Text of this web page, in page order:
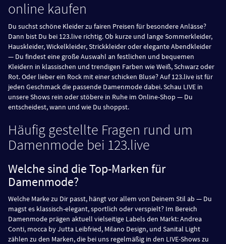
online kaufen
Du suchst schöne Kleider zu fairen Preisen für besondere Anlässe?
Dann bist Du bei 123.live richtig. Ob kurze und lange Sommerkleider,
Hauskleider, Wickelkleider, Strickkleider oder elegante Abendkleider
— Du findest eine große Auswahl an festlichen und bequemen
Kleidern in klassischen und trendigen Farben wie Weiß, Schwarz oder
Rot. Oder lieber ein Rock mit einer schicken Bluse? Auf 123.live ist für
jeden Geschmack die passende Damenmode dabei. Schau LIVE in
unsere Shows rein oder stöbere in Ruhe im Online-Shop — Du
entscheidest, wann und wie Du shoppst.
Häufig gestellte Fragen rund um
Damenmode bei 123.live
Welche sind die Top-Marken für
Damenmode?
Welche Marke zu Dir passt, hängt vor allem von Deinem Stil ab — Du
magst es klassisch-elegant, sportlich oder verspielt? Im Bereich
Damenmode prägen aktuell vielseitige Labels den Markt: Andrea
Conti, mocca by Jutta Leibfried, Milano Design, und Sanital Light
zählen zu den Marken, die bei uns regelmäßig in den LIVE-Shows zu